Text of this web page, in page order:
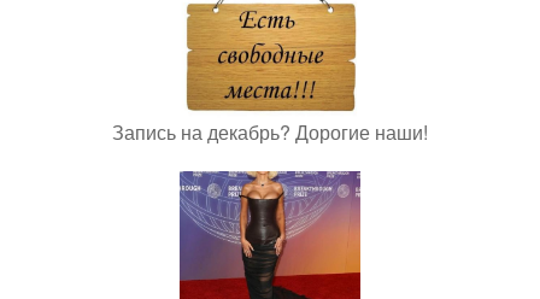
Запись на декабрь? Дорогие наши!